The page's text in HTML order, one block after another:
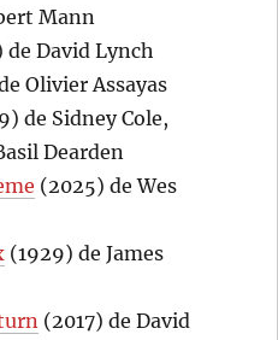
Mann
David Lynch
Olivier Assayas
de Sidney Cole,
Dearden
(2025) de Wes
(1929) de James
(2017) de David